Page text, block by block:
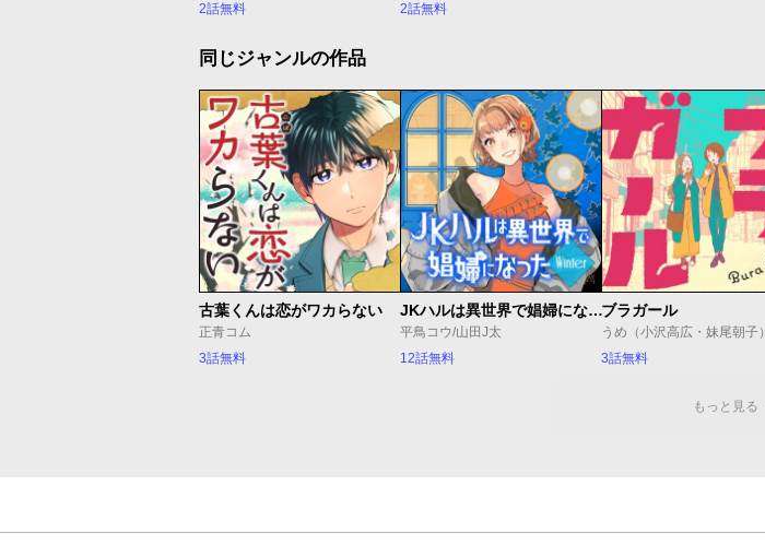
2話無料
2話無料
同じジャンルの作品
古葉くんは恋がワカらない
正青コム
3話無料
JKハルは異世界で娼婦になった Winter
平鳥コウ/山田J太
12話無料
ブラガール
うめ（小沢高広・妹尾朝子）
3話無料
もっと見る